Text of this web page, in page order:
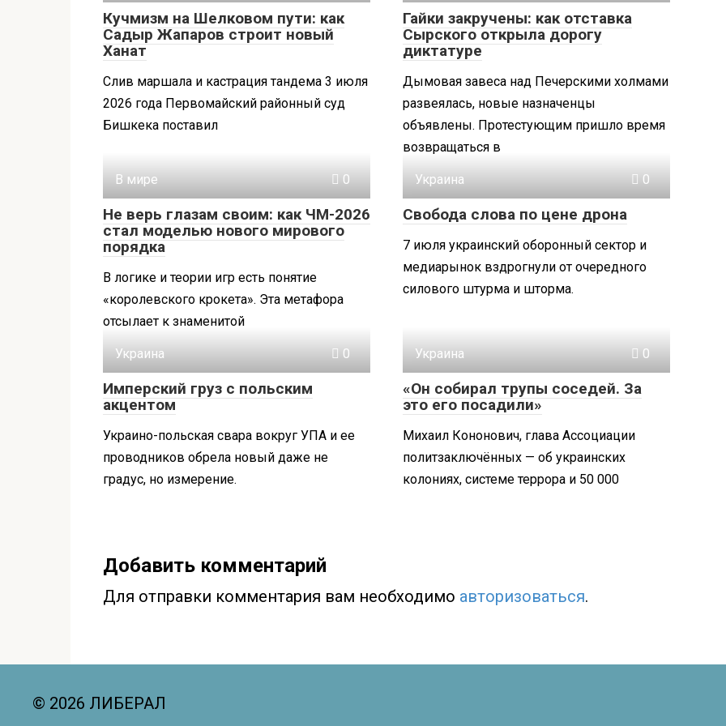
Кучмизм на Шелковом пути: как
Садыр Жапаров строит новый
Ханат
Слив маршала и кастрация тандема 3 июля
2026 года Первомайский районный суд
Бишкека поставил
Гайки закручены: как отставка
Сырского открыла дорогу
диктатуре
Дымовая завеса над Печерскими холмами
развеялась, новые назначенцы
объявлены. Протестующим пришло время
возвращаться в
В мире 0
Не верь глазам своим: как ЧМ-2026
стал моделью нового мирового
порядка
В логике и теории игр есть понятие
«королевского крокета». Эта метафора
отсылает к знаменитой
Украина 0
Свобода слова по цене дрона
7 июля украинский оборонный сектор и
медиарынок вздрогнули от очередного
силового штурма и шторма.
Украина 0
Имперский груз с польским
акцентом
Украино-польская свара вокруг УПА и ее
проводников обрела новый даже не
градус, но измерение.
Украина 0
«Он собирал трупы соседей. За
это его посадили»
Михаил Кононович, глава Ассоциации
политзаключённых — об украинских
колониях, системе террора и 50 000
Добавить комментарий
Для отправки комментария вам необходимо авторизоваться.
© 2026 ЛИБЕРАЛ